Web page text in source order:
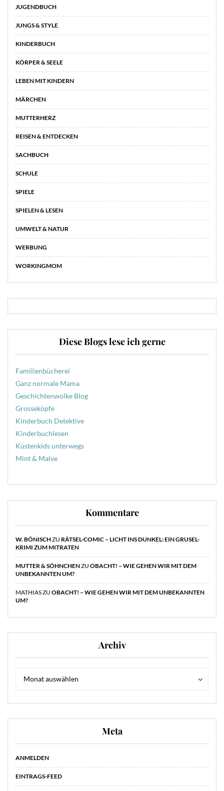
JUGENDBUCH
JUNGS & STYLE
KINDERBUCH
KÖRPER & SEELE
LEBEN MIT KINDERN
MÄRCHEN
MUTTERHERZ
REISEN & ENTDECKEN
SACHBUCH
SCHULE
SPIELE
SPIELEN & LESEN
UMWELT & NATUR
WERBUNG
WORKINGMOM
Diese Blogs lese ich gerne
Familienbücherei
Ganz normale Mama
Geschichtenwolke Blog
Grosseköpfe
Kinderbuch Detektive
Kinderbuchlesen
Küstenkids unterwegs
Mint & Malve
Kommentare
W. BÖNISCHZU RÄTSEL-COMIC – LICHT INS DUNKEL: EIN GRUSEL-
KRIMI ZUM MITRATEN
MUTTER & SÖHNCHENZU OBACHT! – WIE GEHEN WIR MIT DEM
UNBEKANNTEN UM?
MATHIASZU OBACHT! – WIE GEHEN WIR MIT DEM UNBEKANNTEN
UM?
Archiv
Monat auswählen
Meta
ANMELDEN
EINTRAGS-FEED